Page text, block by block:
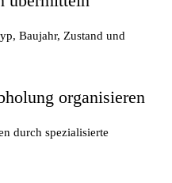
Baujahr, Zustand und
organisieren
durch spezialisierte